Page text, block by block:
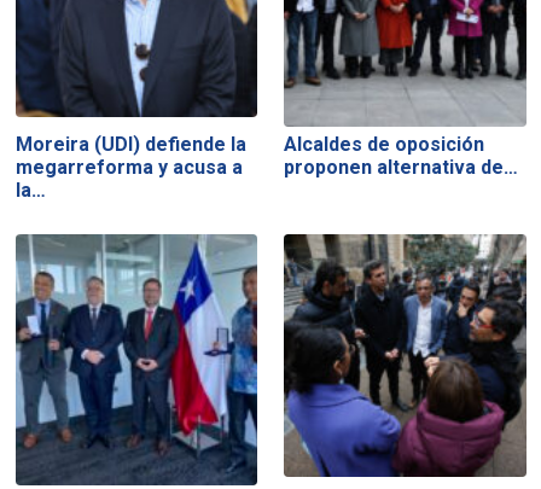
Moreira (UDI) defiende la
megarreforma y acusa a
la…
Alcaldes de oposición
proponen alternativa de…